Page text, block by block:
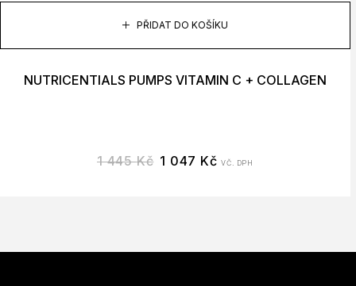
PŘIDAT DO KOŠÍKU
NUTRICENTIALS PUMPS VITAMIN C + COLLAGEN
1 445Kč 1 047 Kč VČ. DPH